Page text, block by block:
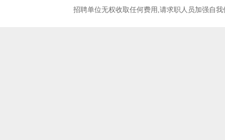
招聘单位无权收取任何费用,请求职人员加强自